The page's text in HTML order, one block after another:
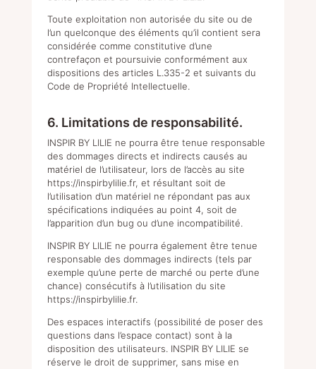
Toute exploitation non autorisée du site ou de
l’un quelconque des éléments qu’il contient sera
considérée comme constitutive d’une
contrefaçon et poursuivie conformément aux
dispositions des articles L.335-2 et suivants du
Code de Propriété Intellectuelle.
6. Limitations de responsabilité.
INSPIR BY LILIE ne pourra être tenue responsable
des dommages directs et indirects causés au
matériel de l’utilisateur, lors de l’accès au site
https://inspirbylilie.fr, et résultant soit de
l’utilisation d’un matériel ne répondant pas aux
spécifications indiquées au point 4, soit de
l’apparition d’un bug ou d’une incompatibilité.
INSPIR BY LILIE ne pourra également être tenue
responsable des dommages indirects (tels par
exemple qu’une perte de marché ou perte d’une
chance) consécutifs à l’utilisation du site
https://inspirbylilie.fr.
Des espaces interactifs (possibilité de poser des
questions dans l’espace contact) sont à la
disposition des utilisateurs. INSPIR BY LILIE se
réserve le droit de supprimer, sans mise en